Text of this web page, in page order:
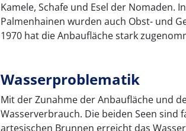
Kamele, Schafe und Esel der Nomaden.
Palmenhainen wurden auch Obst- und
1970 hat die Anbaufläche stark
Wasserproblematik
Mit der Zunahme der Anbaufläche und
Wasserverbrauch. Die beiden Seen sind
artesischen Brunnen erreicht das